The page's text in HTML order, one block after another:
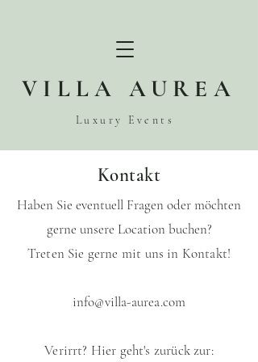
VILLA AUREA
Luxury Events
Kontakt
Haben Sie eventuell Fragen oder möchten
gerne unsere Location buchen?
Treten Sie gerne mit uns in Kontakt!
info@villa-aurea.com
Verirrt? Hier geht's zurück zur: